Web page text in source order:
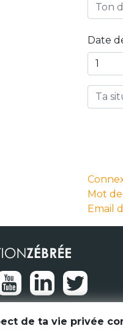
Ton
Date
Year
Mot
Email
de ta vie privée